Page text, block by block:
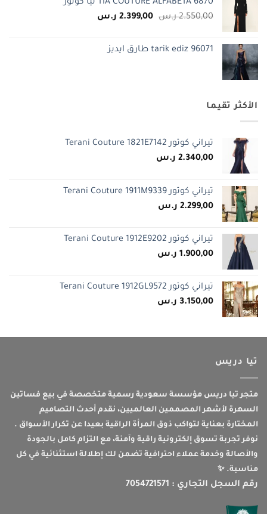
2.250,00 ر.س.
1.750,00 ر.س.TIA COUTURE ALFABETA 6870 تيا كوتور
2.550,00 ر.س السعر
2.550,00 ر.س.
2.399,00 ر.سالسعر
tarik ediz 96071 طارق ايديز
الأكثر تقيما
تيراني كوتور Terani Couture 1821E7142
2.340,00 ر.س
تيراني كوتور Terani Couture 1911M9339
2.299,00 ر.س
تيراني كوتور Terani Couture 1912E9202
1.900,00 ر.س
تيراني كوتور Terani Couture 1912GL9572
3.150,00 ر.س
تيا دريس
متجر تيا دريس مؤسسة سعودية رسمية متخصصة في بيع فساتين
السهرة لأشهر المصممين العالميين، نقدم أحدث التصاميم
المختارة بعناية لتواكب ذوق المرأة الراقية بعيدا عن تكرار الأسواق .
نوفر تجربة تسوق إلكترونية راقية وآمنة، مع التزام كامل بالجودة
والأصالة وخدمة عملاء احترافية تضمن لك إطلالة استثنائية في كل
مناسبة. ✨
رقم السجل التجاري : 7054721571